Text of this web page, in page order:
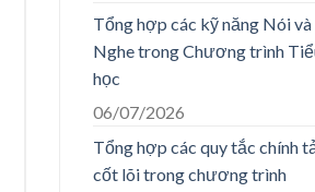
Tổng hợp các kỹ năng Nói và
Nghe trong Chương trình
học
06/07/2026
Tổng hợp các quy tắc chính
cốt lõi trong chương trình